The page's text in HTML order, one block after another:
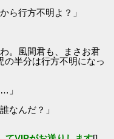
ら行方不明よ？」
。風間君も、まさお君
の半分は行方不明になっ
」
なんだ？」